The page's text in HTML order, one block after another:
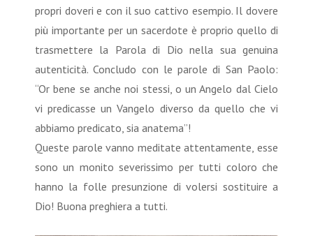
propri doveri e con il suo cattivo esempio. Il dovere
più importante per un sacerdote è proprio quello di
trasmettere la Parola di Dio nella sua genuina
autenticità. Concludo con le parole di San Paolo:
“Or bene se anche noi stessi, o un Angelo dal Cielo
vi predicasse un Vangelo diverso da quello che vi
abbiamo predicato, sia anatema”!
Queste parole vanno meditate attentamente, esse
sono un monito severissimo per tutti coloro che
hanno la folle presunzione di volersi sostituire a
Dio! Buona preghiera a tutti.